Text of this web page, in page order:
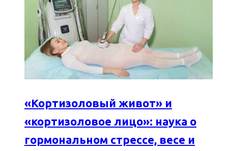
«Кортизоловый живот» и
«кортизоловое лицо»: наука о
гормональном стрессе, весе и